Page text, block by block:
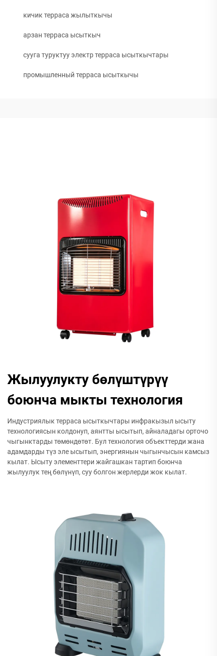
кичик терраса жылыткычы
арзан терраса ысыткыч
сууга туруктуу электр терраса ысыткычтары
промышленный терраса ысыткычы
Жылуулукту бөлүштүрүү
боюнча мыкты технология
Индустриялык терраса ысыткычтары инфракызыл ысыту
технологиясын колдонуп, аянтты ысытып, айналадагы орточо
чыгынктарды төмөндөтөт. Бул технология объекттерди жана
адамдарды түз эле ысытып, энергиянын чыгынчысын камсыз
кылат. Ысыту элементтери жайгашкан тартип боюнча
жылуулук тең бөлүнүп, суу болгон жерлерди жок кылат.